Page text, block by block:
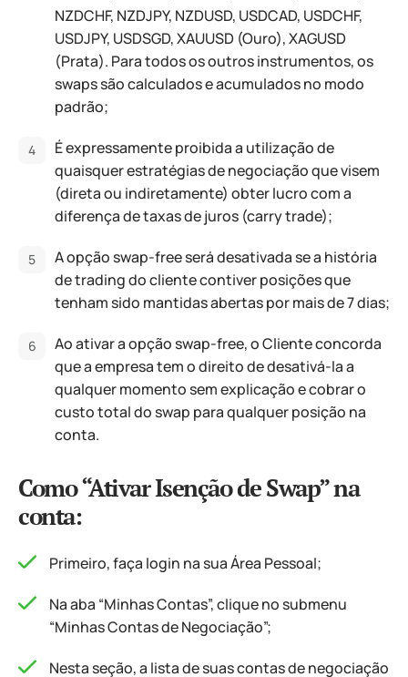
NZDCHF, NZDJPY, NZDUSD, USDCAD, USDCHF,
USDJPY, USDSGD, XAUUSD (Ouro), XAGUSD
(Prata). Para todos os outros instrumentos, os
swaps são calculados e acumulados no modo
padrão;
É expressamente proibida a utilização de
quaisquer estratégias de negociação que visem
(direta ou indiretamente) obter lucro com a
diferença de taxas de juros (carry trade);
A opção swap-free será desativada se a história
de trading do cliente contiver posições que
tenham sido mantidas abertas por mais de 7 dias;
Ao ativar a opção swap-free, o Cliente concorda
que a empresa tem o direito de desativá-la a
qualquer momento sem explicação e cobrar o
custo total do swap para qualquer posição na
conta.
Como “Ativar Isenção de Swap” na
conta:
Primeiro, faça login na sua Área Pessoal;
Na aba “Minhas Contas”, clique no submenu
“Minhas Contas de Negociação”;
Nesta seção, a lista de suas contas de negociação